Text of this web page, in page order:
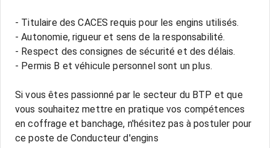
- Titulaire des CACES requis pour les engins utilisés.
- Autonomie, rigueur et sens de la responsabilité.
- Respect des consignes de sécurité et des délais.
- Permis B et véhicule personnel sont un plus.
Si vous êtes passionné par le secteur du BTP et que
vous souhaitez mettre en pratique vos compétences
en coffrage et banchage, n'hésitez pas à postuler pour
ce poste de Conducteur d'engins